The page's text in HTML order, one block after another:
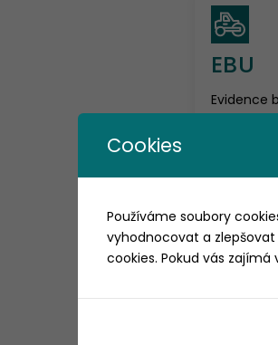
EBU
Evidence
pro
Zobrazit
Cookies
Používáme soubory
vyhodnocovat a zlepšovat
cookies. Pokud vás